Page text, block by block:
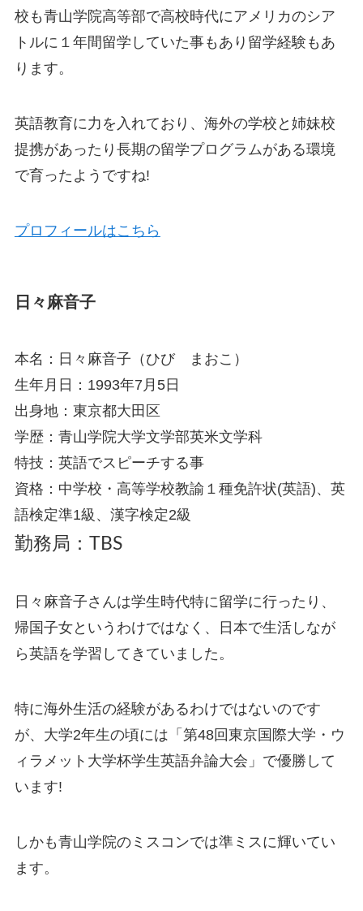
校も青山学院高等部で高校時代にアメリカのシア
トルに１年間留学していた事もあり留学経験もあ
ります。
英語教育に力を入れており、海外の学校と姉妹校
提携があったり長期の留学プログラムがある環境
で育ったようですね!
プロフィールはこちら
日々麻音子
本名：日々麻音子（ひび まおこ）
生年月日：1993年7月5日
出身地：東京都大田区
学歴：青山学院大学文学部英米文学科
特技：英語でスピーチする事
資格：中学校・高等学校教諭１種免許状(英語)、英
語検定準1級、漢字検定2級
勤務局：TBS
日々麻音子さんは学生時代特に留学に行ったり、
帰国子女というわけではなく、日本で生活しなが
ら英語を学習してきていました。
特に海外生活の経験があるわけではないのです
が、大学2年生の頃には 「第48回東京国際大学・ウ
ィラメット大学杯学生英語弁論大会」 で優勝 して
います!
しかも青山学院のミスコンでは準ミスに輝いてい
ます。